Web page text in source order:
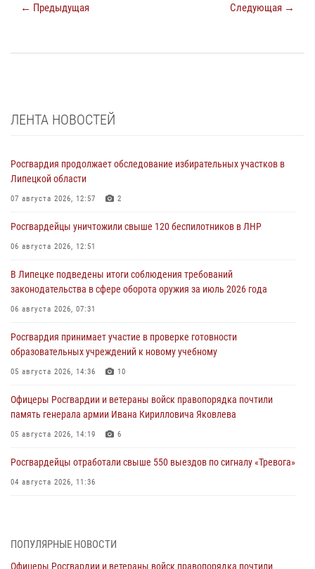
← Предыдущая Следующая →
ЛЕНТА НОВОСТЕЙ
Росгвардия продолжает обследование избирательных участков в
Липецкой области
07 августа 2026, 12:57 2
Росгвардейцы уничтожили свыше 120 беспилотников в ЛНР
06 августа 2026, 12:51
В Липецке подведены итоги соблюдения требований
законодательства в сфере оборота оружия за июль 2026 года
06 августа 2026, 07:31
Росгвардия принимает участие в проверке готовности
образовательных учреждений к новому учебному
05 августа 2026, 14:36 10
Офицеры Росгвардии и ветераны войск правопорядка почтили
память генерала армии Ивана Кирилловича Яковлева
05 августа 2026, 14:19 6
Росгвардейцы отработали свыше 550 выездов по сигналу «Тревога»
04 августа 2026, 11:36
04 августа 2026, 09:05
ПОПУЛЯРНЫЕ НОВОСТИ
Офицеры Росгвардии и ветераны войск правопорядка почтили